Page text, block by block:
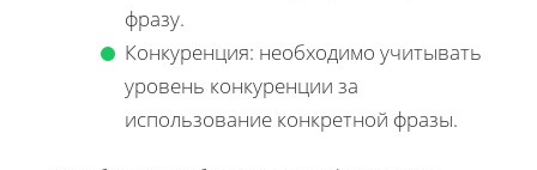
фразу.
Конкуренция: необходимо учитывать
уровень конкуренции за
использование конкретной фразы.